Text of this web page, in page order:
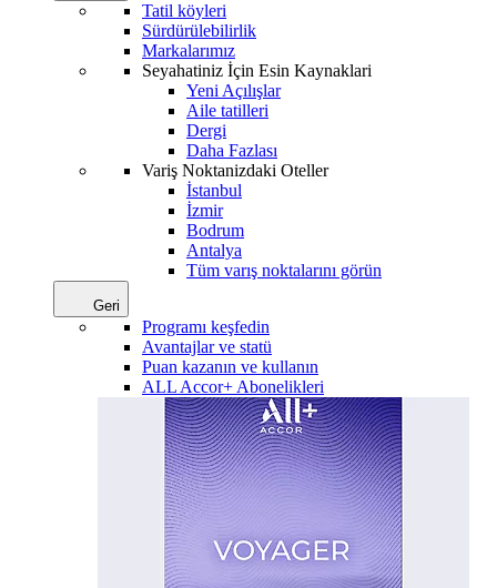
Tatil köyleri
Sürdürülebilirlik
Markalarımız
Seyahatiniz İçin Esin Kaynaklari
Yeni Açılışlar
Aile tatilleri
Dergi
Daha Fazlası
Variş Noktanizdaki Oteller
İstanbul
İzmir
Bodrum
Antalya
Tüm varış noktalarını görün
Geri
Programı keşfedin
Avantajlar ve statü
Puan kazanın ve kullanın
ALL Accor+ Abonelikleri